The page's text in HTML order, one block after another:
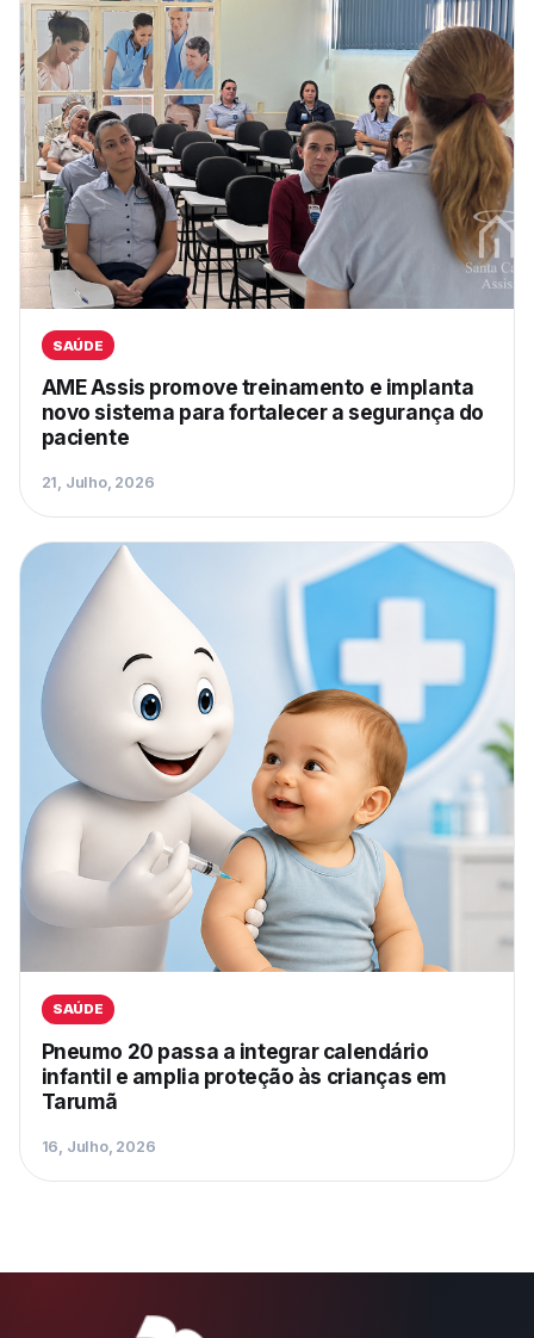
SAÚDE
AME Assis promove treinamento e implanta
novo sistema para fortalecer a segurança do
paciente
21, Julho, 2026
SAÚDE
Pneumo 20 passa a integrar calendário
infantil e amplia proteção às crianças em
Tarumã
16, Julho, 2026